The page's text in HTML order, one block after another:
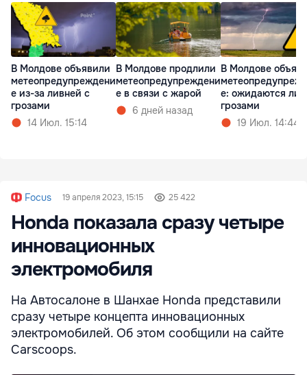
В Молдове объявили
метеопредупреждени
е из-за ливней с
грозами
14 Июл. 15:14
В Молдове продлили
метеопредупреждени
е в связи с жарой
6 дней назад
В Молдове
е: ожидаются
грозами
19 Июл. 14:44
Focus 19 апреля 2023, 15:15 25 422
Honda показала сразу четыре
инновационных
электромобиля
На Автосалоне в Шанхае Honda представили
сразу четыре концепта инновационных
электромобилей. Об этом сообщили на сайте
Carscoops.